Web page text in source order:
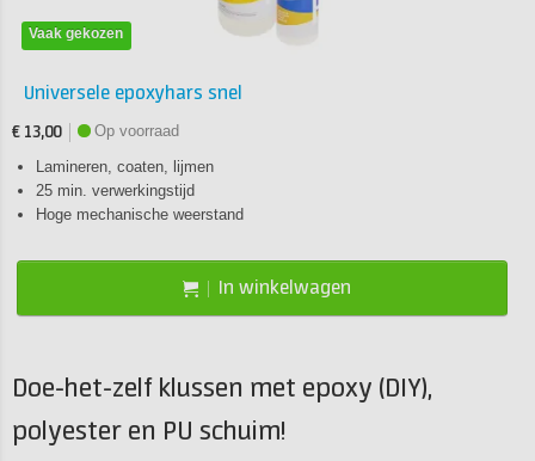
Vaak gekozen
Universele epoxyhars snel
€ 13,00
Op voorraad
Lamineren, coaten, lijmen
25 min. verwerkingstijd
Hoge mechanische weerstand
In winkelwagen
Doe-het-zelf klussen met epoxy (DIY),
polyester en PU schuim!